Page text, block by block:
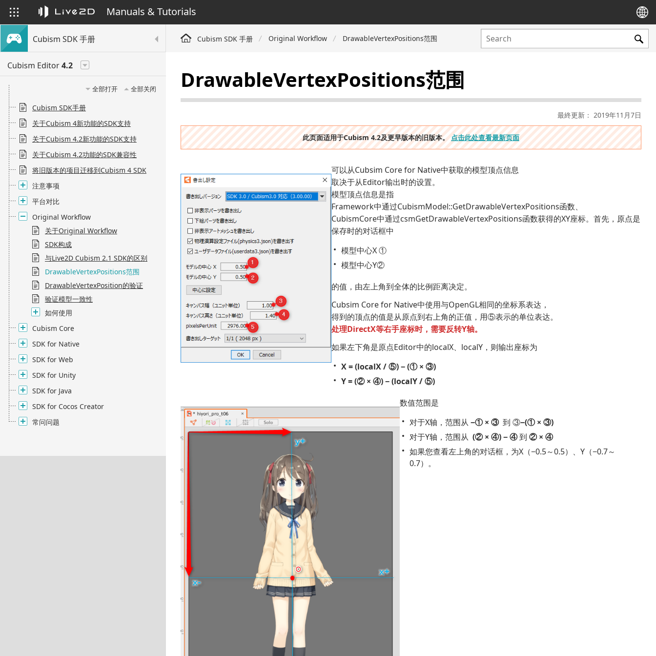
Manuals & Tutorials
Cubism SDK 手册
Cubism Editor4.2
全部打开 全部关闭
Cubism SDK手册
关于Cubism 4新功能的SDK支持
关于Cubism 4.2新功能的SDK支持
关于Cubism 4.2功能的SDK兼容性
将旧版本的项目迁移到Cubism 4 SDK
注意事项
平台对比
Original Workflow
关于Original Workflow
SDK构成
与Live2D Cubism 2.1 SDK的区别
DrawableVertexPositions范围
DrawableVertexPosition的验证
验证模型一致性
如何使用
Cubism Core
SDK for Native
SDK for Web
SDK for Unity
SDK for Java
SDK for Cocos Creator
常问问题
Cubism SDK 手册 Original Workflow DrawableVertexPositions范围
DrawableVertexPositions范围
最終更新： 2019年11月7日
此页面适用于Cubism 4.2及更早版本的旧版本。点击此处查看最新页面
可以从Cubsim Core for Native中获取的模型顶点信息
取决于从Editor输出时的设置。
模型顶点信息是指
Framework中通过CubismModel::GetDrawableVertexPositions函数、
CubismCore中通过csmGetDrawableVertexPositions函数获得的XY座标。首先，原点是
保存时的对话框中
模型中心X ①
模型中心Y②
的值，由左上角到全体的比例距离决定。
Cubsim Core for Native中使用与OpenGL相同的坐标系表达，
得到的顶点的值是从原点到右上角的正值，用⑤表示的单位表达。
处理DirectX等右手座标时，需要反转Y轴。
如果左下角是原点Editor中的localX、localY，则输出座标为
X = (localX / ⑤) − (① × ③)
Y = (② × ④) − (localY / ⑤)
数值范围是
对于X轴，范围从 −① × ③ 到 ③−(① × ③)
对于Y轴，范围从 (② × ④) − ④到 ② × ④
如果您查看左上角的对话框，为X（−0.5～0.5）、Y（−0.7～
0.7）。